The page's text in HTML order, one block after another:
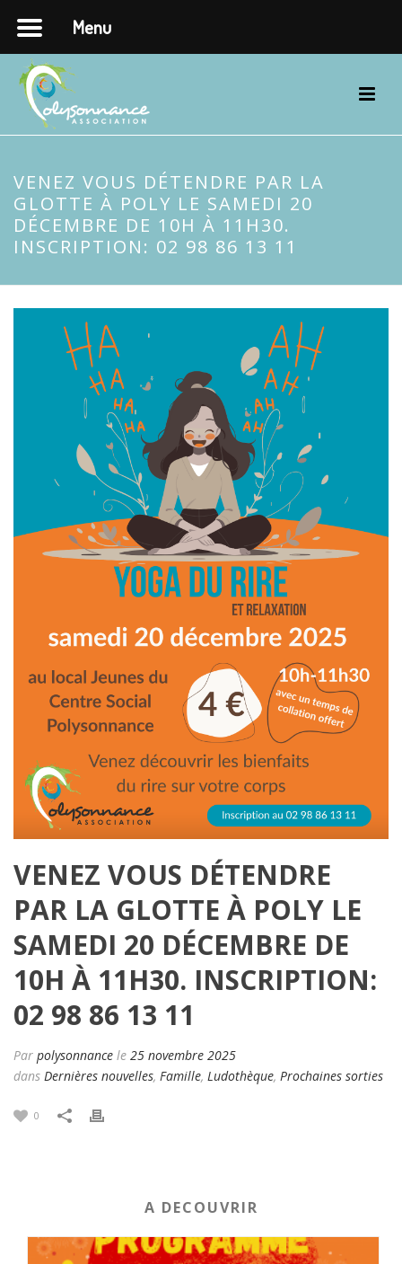
VENEZ VOUS DÉTENDRE PAR LA
GLOTTE À POLY LE SAMEDI 20
DÉCEMBRE DE 10H À 11H30.
INSCRIPTION: 02 98 86 13 11
VENEZ VOUS DÉTENDRE
PAR LA GLOTTE À POLY LE
SAMEDI 20 DÉCEMBRE DE
10H À 11H30. INSCRIPTION:
02 98 86 13 11
Par polysonnance le 25 novembre 2025
dans Dernières nouvelles, Famille, Ludothèque, Prochaines sorties
0
A DECOUVRIR
Menu